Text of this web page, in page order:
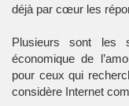
déjà par cœur les
Plusieurs sont les
économique de
pour ceux qui
considère Internet